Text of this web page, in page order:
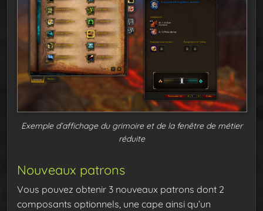
Exemple d’affichage du grimoire et de la fenêtre de métier
réduite
Nouveaux patrons
Vous pouvez obtenir 3 nouveaux patrons dont 2
composants optionnels, une cape ainsi qu’un